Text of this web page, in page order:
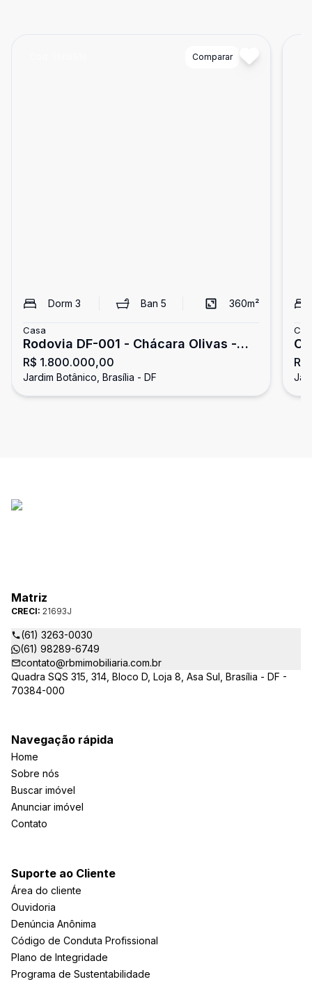
Comparar
Dorm 3 Ban5 360m²
Casa
Rodovia DF-001 - Chácara Olivas -
Casa com 3 quartos suítes à venda -
Altiplano Leste
R$ 1.800.000,00
Jardim Botânico, Brasília - DF
Matriz
CRECI: 21693J
(61) 3263-0030
(61) 98289-6749
contato@rbmimobiliaria.com.br
Quadra SQS 315, 314, Bloco D, Loja 8, Asa Sul, Brasília - DF -
70384-000
Navegação rápida
Home
Sobre nós
Buscar imóvel
Anunciar imóvel
Contato
Suporte ao Cliente
Área do cliente
Ouvidoria
Denúncia Anônima
Código de Conduta Profissional
Plano de Integridade
Programa de Sustentabilidade